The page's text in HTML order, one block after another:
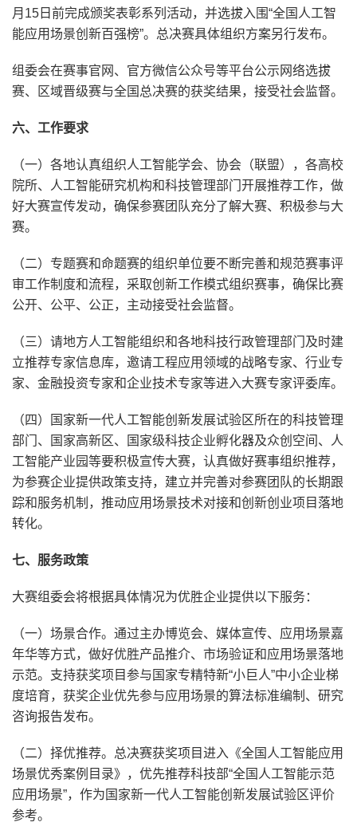
月15日前完成颁奖表彰系列活动，并选拔入围“全国人工智
能应用场景创新百强榜”。总决赛具体组织方案另行发布。
组委会在赛事官网、官方微信公众号等平台公示网络选拔
赛、区域晋级赛与全国总决赛的获奖结果，接受社会监督。
六、工作要求
（一）各地认真组织人工智能学会、协会（联盟），各高校
院所、人工智能研究机构和科技管理部门开展推荐工作，做
好大赛宣传发动，确保参赛团队充分了解大赛、积极参与大
赛。
（二）专题赛和命题赛的组织单位要不断完善和规范赛事评
审工作制度和流程，采取创新工作模式组织赛事，确保比赛
公开、公平、公正，主动接受社会监督。
（三）请地方人工智能组织和各地科技行政管理部门及时建
立推荐专家信息库，邀请工程应用领域的战略专家、行业专
家、金融投资专家和企业技术专家等进入大赛专家评委库。
（四）国家新一代人工智能创新发展试验区所在的科技管理
部门、国家高新区、国家级科技企业孵化器及众创空间、人
工智能产业园等要积极宣传大赛，认真做好赛事组织推荐，
为参赛企业提供政策支持，建立并完善对参赛团队的长期跟
踪和服务机制，推动应用场景技术对接和创新创业项目落地
转化。
七、服务政策
大赛组委会将根据具体情况为优胜企业提供以下服务：
（一）场景合作。通过主办博览会、媒体宣传、应用场景嘉
年华等方式，做好优胜产品推介、市场验证和应用场景落地
示范。支持获奖项目参与国家专精特新“小巨人”中小企业梯
度培育，获奖企业优先参与应用场景的算法标准编制、研究
咨询报告发布。
（二）择优推荐。总决赛获奖项目进入《全国人工智能应用
场景优秀案例目录》，优先推荐科技部“全国人工智能示范
应用场景”，作为国家新一代人工智能创新发展试验区评价
参考。